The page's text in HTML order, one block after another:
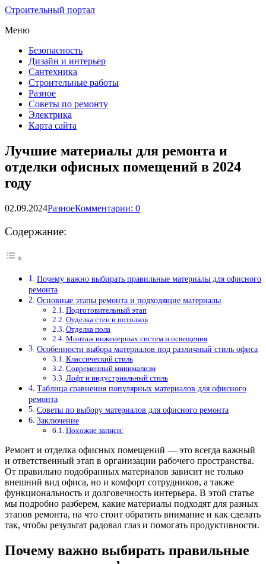
Строительный портал
Меню
Безопасность
Дизайн и интерьер
Сантехника
Строительные работы
Разное
Советы по ремонту
Электрика
Карта сайта
Лучшие материалы для ремонта и
отделки офисных помещений в 2024
году
02.09.2024РазноеКомментарии: 0
Содержание:
Почему важно выбирать правильные материалы для офисного
ремонта
Основные этапы ремонта и подходящие материалы
Подготовительный этап
Отделка стен и потолков
Отделка пола
Монтаж инженерных систем и освещения
Особенности выбора материалов под различный стиль офиса
Классический стиль
Современный минимализм
Лофт и индустриальный стиль
Таблица сравнения популярных материалов для офисного
ремонта
Советы по выбору материалов для офисного ремонта
Заключение
Похожие записи:
Ремонт и отделка офисных помещений — это всегда важный
и ответственный этап в организации рабочего пространства.
От правильно подобранных материалов зависит не только
внешний вид офиса, но и комфорт сотрудников, а также
функциональность и долговечность интерьера. В этой статье
мы подробно разберем, какие материалы подходят для разных
этапов ремонта, на что стоит обратить внимание и как сделать
так, чтобы результат радовал глаз и помогать продуктивности.
Почему важно выбирать правильные